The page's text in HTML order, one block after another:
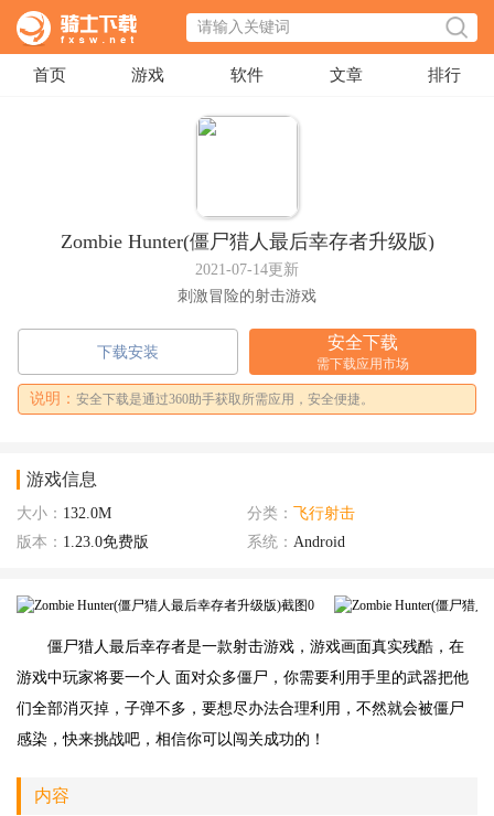
首页 游戏 软件 文章 排行
Zombie Hunter(僵尸猎人最后幸存者升级版)
2021-07-14更新
刺激冒险的射击游戏
下载安装
安全下载
需下载应用市场
说明： 安全下载是通过360助手获取所需应用，安全便捷。
游戏信息
大小： 132.0M 分类：
飞行射击
版本： 1.23.0免费版 系统： Android
僵尸猎人最后幸存者是一款射击游戏，游戏画面真实残酷，在
游戏中玩家将要一个人 面对众多僵尸，你需要利用手里的武器把他
们全部消灭掉，子弹不多，要想尽办法合理利用，不然就会被僵尸
感染，快来挑战吧，相信你可以闯关成功的！
内容